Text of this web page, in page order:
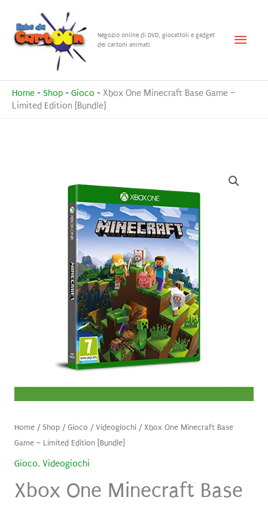
contenuto
Negozio online di DVD, giocattoli e gadget
dei cartoni animati
Menu
Home - Shop - Gioco - Xbox One Minecraft Base Game –
Limited Edition [Bundle]
Home/ Shop/Gioco /Videogiochi/ Xbox One Minecraft Base
Game – Limited Edition [Bundle]
Gioco, Videogiochi
Xbox One Minecraft Base